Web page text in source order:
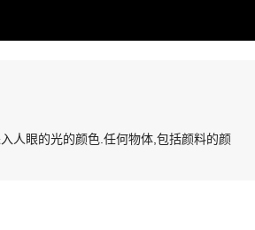
人眼的光的颜色.任何物体,包括颜料的颜